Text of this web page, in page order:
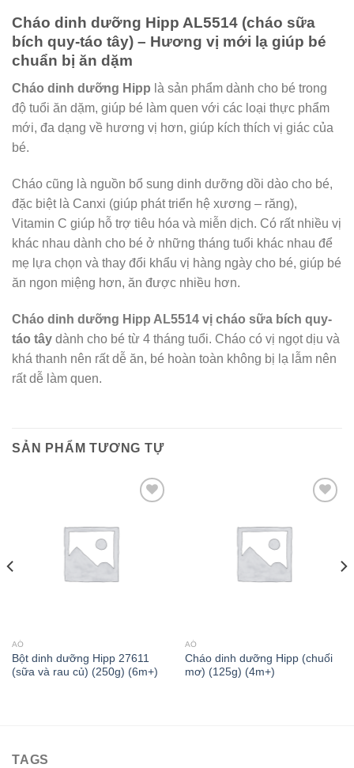
Cháo dinh dưỡng Hipp AL5514 (cháo sữa
bích quy-táo tây) – Hương vị mới lạ giúp bé
chuẩn bị ăn dặm
Cháo dinh dưỡng Hipp là sản phẩm dành cho bé trong
độ tuổi ăn dặm, giúp bé làm quen với các loại thực phẩm
mới, đa dạng về hương vị hơn, giúp kích thích vị giác của
bé.
Cháo cũng là nguồn bổ sung dinh dưỡng dồi dào cho bé,
đặc biệt là Canxi (giúp phát triển hệ xương – răng),
Vitamin C giúp hỗ trợ tiêu hóa và miễn dịch. Có rất nhiều vị
khác nhau dành cho bé ở những tháng tuổi khác nhau để
mẹ lựa chọn và thay đổi khẩu vị hàng ngày cho bé, giúp bé
ăn ngon miệng hơn, ăn được nhiều hơn.
Cháo dinh dưỡng Hipp AL5514 vị cháo sữa bích quy-
táo tây dành cho bé từ 4 tháng tuổi. Cháo có vị ngọt dịu và
khá thanh nên rất dễ ăn, bé hoàn toàn không bị lạ lẫm nên
rất dễ làm quen.
SẢN PHẨM TƯƠNG TỰ
Add to wishlist
AÓ
Bột dinh dưỡng Hipp 27611
(sữa và rau củ) (250g) (6m+)
Add to wishlist
AÓ
Cháo dinh dưỡng Hipp (chuối
mơ) (125g) (4m+)
TAGS